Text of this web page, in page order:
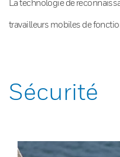
La technologie de
travailleurs mobiles de
Sécurité